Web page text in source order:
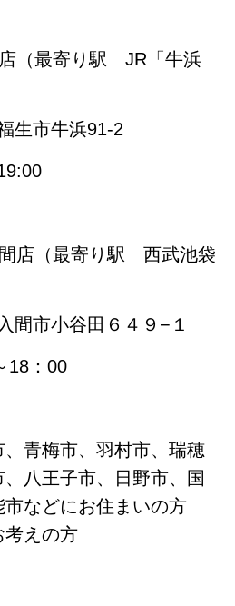
（最寄り駅 JR「牛浜
生市牛浜91-2
店（最寄り駅 西武池袋
間市小谷田６４９−１
18：00
青梅市、羽村市、瑞穂
八王子市、日野市、国
などにお住まいの方
考えの方